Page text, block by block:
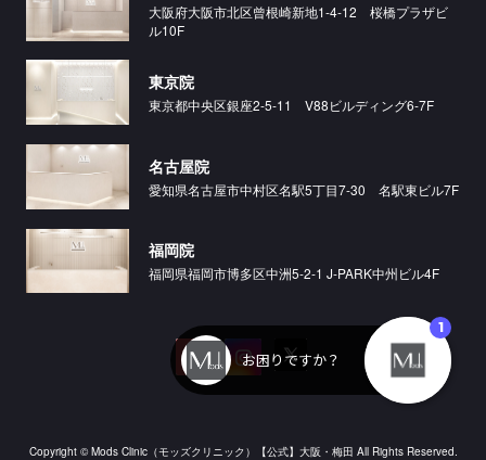
大阪府大阪市北区曾根崎新地1-4-12 桜橋プラザビ
ル10F
東京院
東京都中央区銀座2-5-11 V88ビルディング6-7F
名古屋院
愛知県名古屋市中村区名駅5丁目7-30 名駅東ビル7F
福岡院
福岡県福岡市博多区中洲5-2-1 J-PARK中州ビル4F
Copyright © Mods Clinic（モッズクリニック）【公式】大阪・梅田 All Rights Reserved.